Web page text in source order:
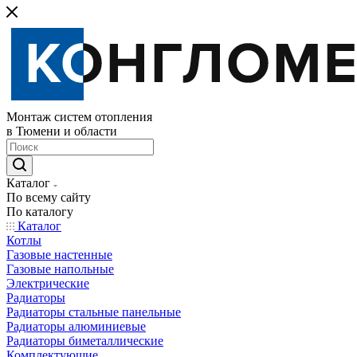
Монтаж систем отопления
в Тюмени и области
Каталог
По всему сайту
По каталогу
Каталог
Котлы
Газовые настенные
Газовые напольные
Электрические
Радиаторы
Радиаторы стальные панельные
Радиаторы алюминиевые
Радиаторы биметаллические